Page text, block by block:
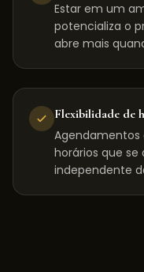
Estar em um
potencializa o
abre mais
Flexibilidade de
Agendamentos
horários que
independente